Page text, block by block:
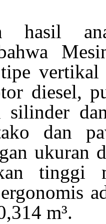
hasil
vertikal
diesel,
silinder
dan
ukuran
tinggi
m³.